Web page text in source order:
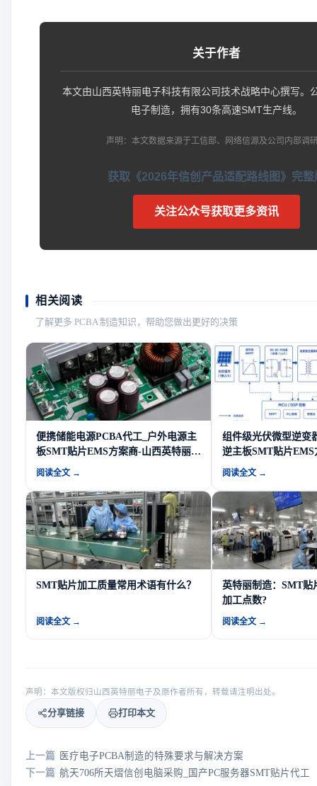
关于作者
本文由山西英特丽电子科技有限公司技术战略中心撰写。
电子制造，拥有30条高速SMT生产线。
声明：本文数据来源于工信部、网络信源及公司内部调
获取《2026年信创产品适配路线图》完整
关注公众号获取更多资讯
相关阅读
了解更多 PCBA 制造知识，帮助您做出更好的决策
便携储能电源PCBA代工_户外电源主
板SMT贴片EMS方案商-山西英特丽电
子
阅读全文 →
组件级光伏微型逆变
逆主板SMT贴片
丽电子
阅读全文 →
SMT贴片加工质量常用术语有什么？
阅读全文 →
英特丽制造：SMT贴
加工点数?
阅读全文 →
声明：本文版权归山西英特丽电子及原作者所有，转载请注明出处。
分享链接 打印本文
上一篇
医疗电子PCBA制造的特殊要求与解决方案
下一篇 航天706所天熠信创电脑采购_国产PC服务器SMT贴片代工